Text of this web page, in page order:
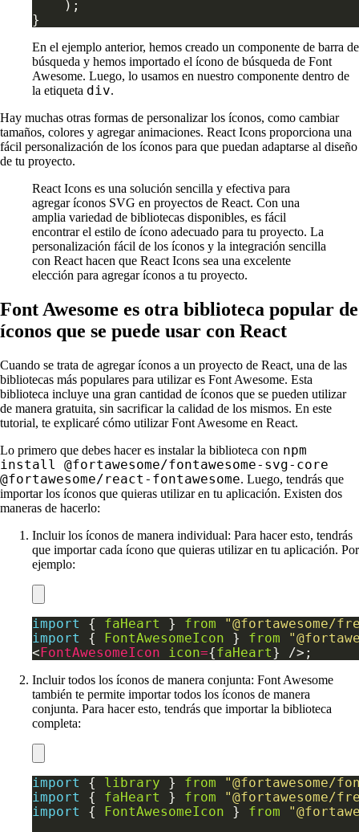
En el ejemplo anterior, hemos creado un componente de barra de
búsqueda y hemos importado el ícono de búsqueda de Font
Awesome. Luego, lo usamos en nuestro componente dentro de
la etiqueta div.
Hay muchas otras formas de personalizar los íconos, como cambiar
tamaños, colores y agregar animaciones. React Icons proporciona una
fácil personalización de los íconos para que puedan adaptarse al diseño
de tu proyecto.
React Icons es una solución sencilla y efectiva para
agregar íconos SVG en proyectos de React. Con una
amplia variedad de bibliotecas disponibles, es fácil
encontrar el estilo de ícono adecuado para tu proyecto. La
personalización fácil de los íconos y la integración sencilla
con React hacen que React Icons sea una excelente
elección para agregar íconos a tu proyecto.
Font Awesome es otra biblioteca popular de
íconos que se puede usar con React
Cuando se trata de agregar íconos a un proyecto de React, una de las
bibliotecas más populares para utilizar es Font Awesome. Esta
biblioteca incluye una gran cantidad de íconos que se pueden utilizar
de manera gratuita, sin sacrificar la calidad de los mismos. En este
tutorial, te explicaré cómo utilizar Font Awesome en React.
Lo primero que debes hacer es instalar la biblioteca con npm
install @fortawesome/fontawesome-svg-core
@fortawesome/react-fontawesome. Luego, tendrás que
importar los íconos que quieras utilizar en tu aplicación. Existen dos
maneras de hacerlo:
Incluir los íconos de manera individual: Para hacer esto, tendrás
que importar cada ícono que quieras utilizar en tu aplicación. Por
ejemplo:
import { faHeart } from
"@fortawesome/
import
{ FontAwesomeIcon } from
<FontAwesomeIcon icon={faHeart
Incluir todos los íconos de manera conjunta: Font Awesome
también te permite importar todos los íconos de manera
conjunta. Para hacer esto, tendrás que importar la biblioteca
completa:
import { library } from
"@fortawesome/
import
{ faHeart } from
"@fortawesome/
import
{ FontAwesomeIcon } from